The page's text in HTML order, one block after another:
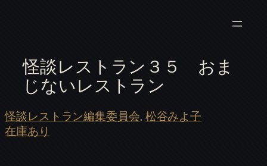
怪談レストラン３５ おま
じないレストラン
怪談レストラン編集委員会, 松谷みよ子
在庫あり